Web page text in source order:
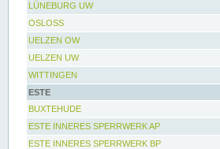
LÜNEBURG UW
OSLOSS
UELZEN OW
UELZEN UW
WITTINGEN
ESTE
BUXTEHUDE
ESTE INNERES SPERRWERK AP
ESTE INNERES SPERRWERK BP